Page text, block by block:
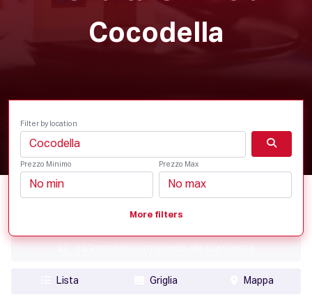
Cocodella
Filter by location
Prezzo Minimo Prezzo Max
More filters
Lista Griglia Mappa